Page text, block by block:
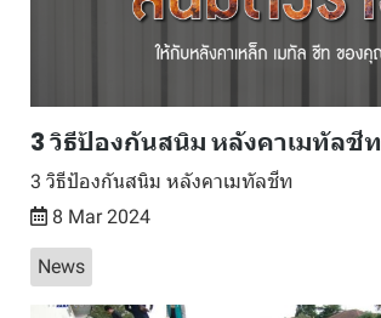
3 วิธีป้องกันสนิม หลังคาเมทัลชีท
3 วิธีป้องกันสนิม หลังคาเมทัลชีท
8 Mar 2024
News